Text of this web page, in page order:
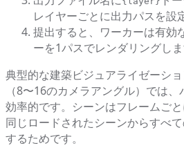
レイヤーごとに出力パスを設
提出すると、ワーカーは有効
ーを1パスでレンダリングしま
典型的な建築ビジュアライゼーシ
（8〜16のカメラアングル）では
効率的です。シーンはフレームごと
同じロードされたシーンからすべ
するためです。